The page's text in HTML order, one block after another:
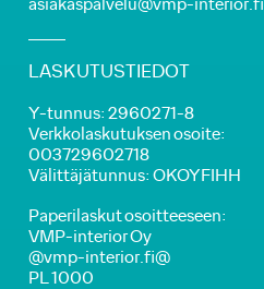
asiakaspalvelu@vmp-interior.fi
LASKUTUSTIEDOT
Y-tunnus: 2960271-8
Verkkolaskutuksen osoite:
003729602718
Välittäjätunnus: OKOYFIHH
Paperilaskut osoitteeseen:
VMP-interior Oy
@vmp-interior.fi@
PL 1000